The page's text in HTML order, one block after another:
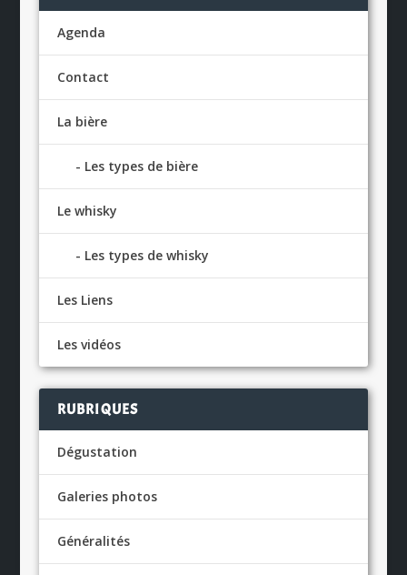
Agenda
Contact
La bière
Les types de bière
Le whisky
Les types de whisky
Les Liens
Les vidéos
RUBRIQUES
Dégustation
Galeries photos
Généralités